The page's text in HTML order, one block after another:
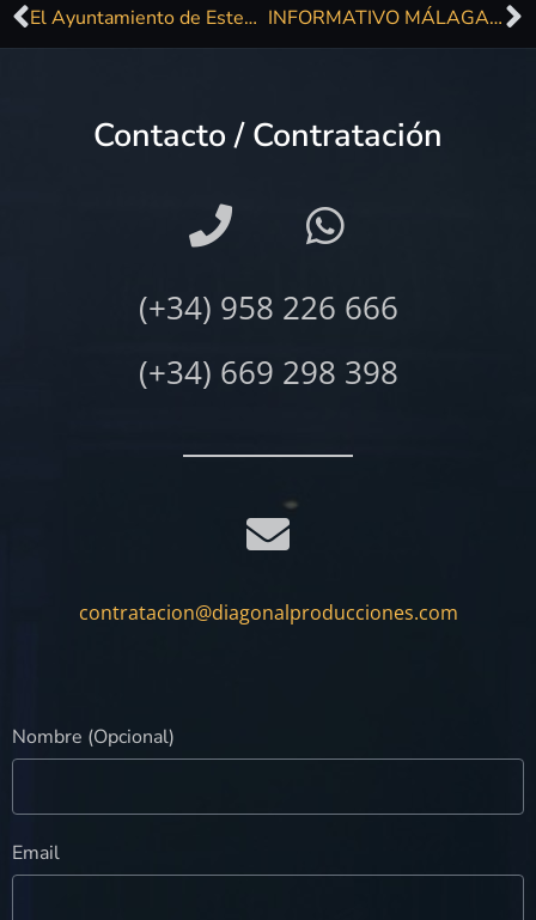
El Ayuntamiento de Estepona ofrecerá más de un centenar de actividades culturales y de ocio durante los meses de verano INFORMATIVO MÁLAGA 8.45 / 27-06-24
Contacto / Contratación
(+34) 958 226 666
(+34) 669 298 398
contratacion@diagonalproducciones.com
Nombre (Opcional)
Email